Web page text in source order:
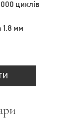
000 циклів
1.8 мм